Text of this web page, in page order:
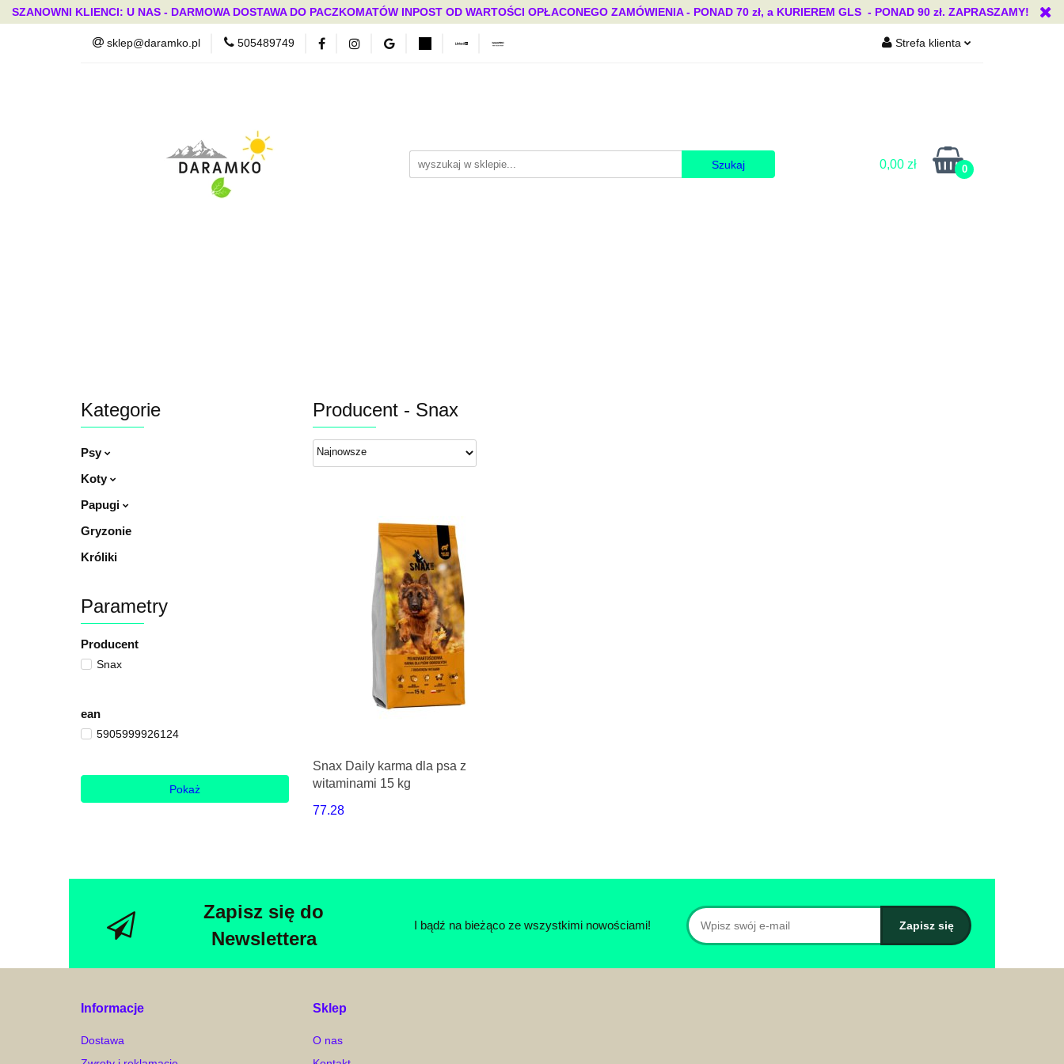
SZANOWNI KLIENCI: U NAS - DARMOWA DOSTAWA DO PACZKOMATÓW INPOST OD WARTOŚCI OPŁACONEGO ZAMÓWIENIA - PONAD 70 zł, a KURIEREM GLS - PONAD 90 zł. ZAPRASZAMY!
sklep@daramko.pl 505489749 Strefa klienta
Zgody cookies
0,00 zł 0
Nowości Bestsellery Mega okazje
Kategorie
Psy
Koty
Papugi
Gryzonie
Króliki
Parametry
Producent
Snax
ean
5905999926124
Pokaż
Producent - Snax
Snax Daily karma dla psa z
witaminami 15 kg
77.28
Zapisz się do
Newslettera
I bądź na bieżąco ze wszystkimi nowościami!
Informacje
Dostawa
Sklep
O nas